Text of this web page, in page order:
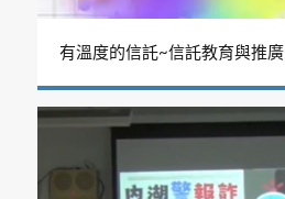
有溫度的信託~信託教育與推廣